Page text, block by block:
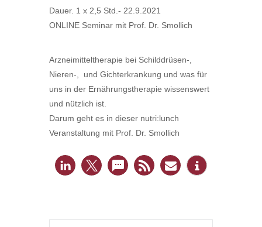
Dauer. 1 x 2,5 Std.- 22.9.2021
ONLINE Seminar mit Prof. Dr. Smollich
Arzneimitteltherapie bei Schilddrüsen-,
Nieren-, und Gichterkrankung und was für
uns in der Ernährungstherapie wissenswert
und nützlich ist.
Darum geht es in dieser nutri:lunch
Veranstaltung mit Prof. Dr. Smollich